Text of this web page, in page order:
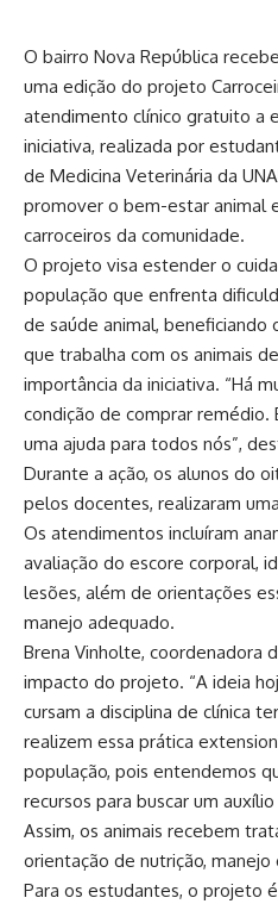
O bairro Nova República
uma edição do projeto
atendimento clínico gratuito a
iniciativa, realizada por
de Medicina Veterinária da
promover o bem-estar animal
carroceiros da comunidade.
O projeto visa estender o
população que enfrenta
de saúde animal, beneficiando
que trabalha com os animais
importância da iniciativa. “Há
condição de comprar remédio.
uma ajuda para todos nós”,
Durante a ação, os alunos do
pelos docentes, realizaram
Os atendimentos incluíram
avaliação do escore corporal,
lesões, além de orientações
manejo adequado.
Brena Vinholte, coordenadora
impacto do projeto. “A ideia
cursam a disciplina de clínica
realizem essa prática
população, pois entendemos
recursos para buscar um
Assim, os animais recebem
orientação de nutrição,
Para os estudantes, o projeto